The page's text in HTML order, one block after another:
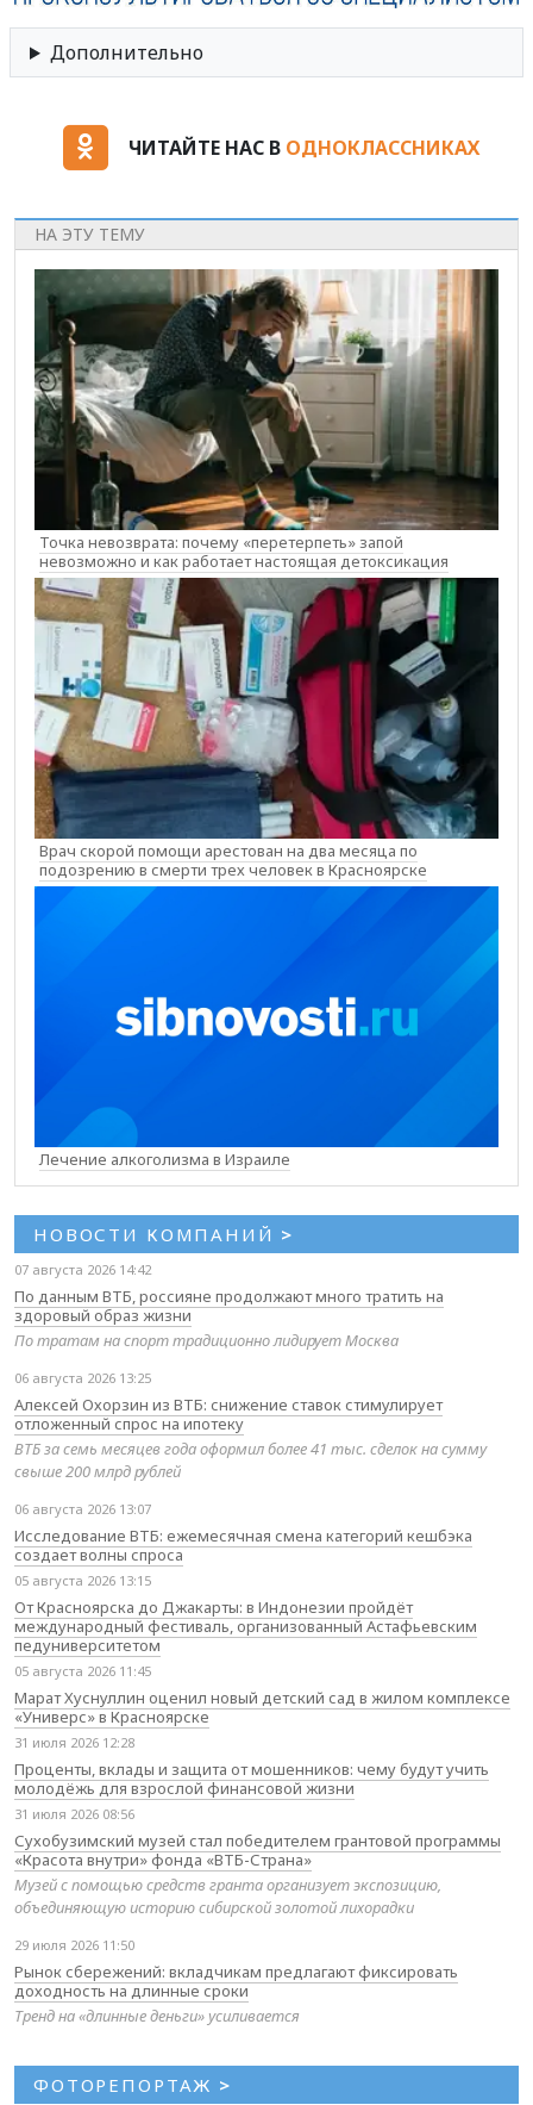
Дополнительно
ЧИТАЙТЕ НАС В ОДНОКЛАССНИКАХ
НА ЭТУ ТЕМУ
Точка невозврата: почему «перетерпеть» запой
невозможно и как работает настоящая детоксикация
Врач скорой помощи арестован на два месяца по
подозрению в смерти трех человек в Красноярске
Лечение алкоголизма в Израиле
НОВОСТИ КОМПАНИЙ >
07 августа 2026 14:42
По данным ВТБ, россияне продолжают много тратить на
здоровый образ жизни
По тратам на спорт традиционно лидирует Москва
06 августа 2026 13:25
Алексей Охорзин из ВТБ: снижение ставок стимулирует
отложенный спрос на ипотеку
ВТБ за семь месяцев года оформил более 41 тыс. сделок на сумму
свыше 200 млрд рублей
06 августа 2026 13:07
Исследование ВТБ: ежемесячная смена категорий кешбэка
создает волны спроса
05 августа 2026 13:15
От Красноярска до Джакарты: в Индонезии пройдёт
международный фестиваль, организованный Астафьевским
педуниверситетом
05 августа 2026 11:45
Марат Хуснуллин оценил новый детский сад в жилом комплексе
«Универс» в Красноярске
31 июля 2026 12:28
Проценты, вклады и защита от мошенников: чему будут учить
молодёжь для взрослой финансовой жизни
31 июля 2026 08:56
Сухобузимский музей стал победителем грантовой программы
«Красота внутри» фонда «ВТБ-Страна»
Музей с помощью средств гранта организует экспозицию,
объединяющую историю сибирской золотой лихорадки
29 июля 2026 11:50
Рынок сбережений: вкладчикам предлагают фиксировать
доходность на длинные сроки
Тренд на «длинные деньги» усиливается
ФОТОРЕПОРТАЖ >